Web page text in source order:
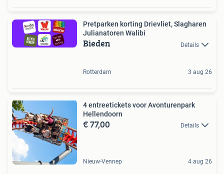
Pretparken korting Drievliet, Slagharen
Julianatoren Walibi
Bieden Details
Rotterdam 3 aug 26
4 entreetickets voor Avonturenpark
Hellendoorn
€ 77,00 Details
Nieuw-Vennep 4 aug 26